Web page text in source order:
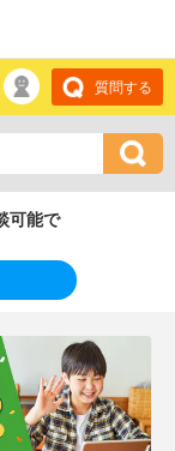
質問する
可能で